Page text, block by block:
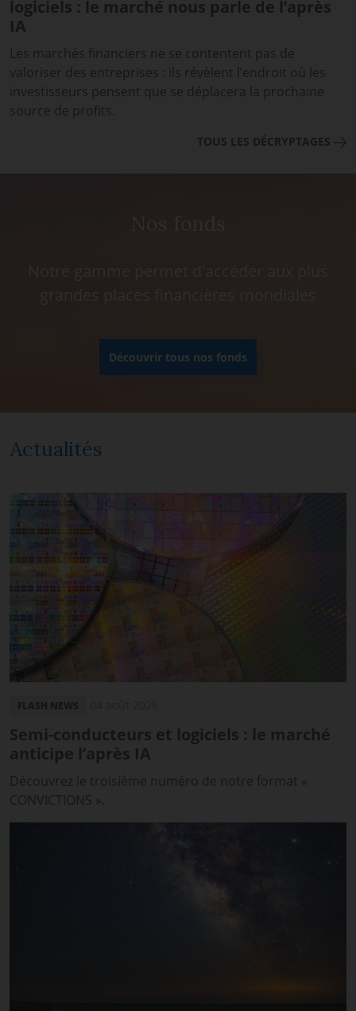
logiciels : le marché nous parle de l’après
IA
Les marchés financiers ne se contentent pas de
valoriser des entreprises : ils révèlent l’endroit où les
investisseurs pensent que se déplacera la prochaine
source de profits.
TOUS LES DÉCRYPTAGES
Découvrir tous nos fonds
Actualités
Semi-conducteurs et logiciels : le marché
anticipe l’après IA
Découvrez le troisième numéro de notre format «
CONVICTIONS ».